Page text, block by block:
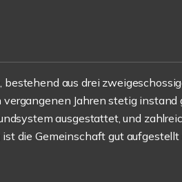
aus drei
Jahren stetig
ausgestattet, und
die Gemeinschaft gut